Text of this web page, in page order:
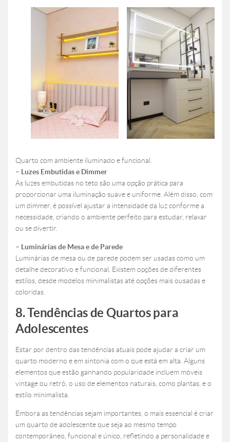
Quarto com ambiente iluminado e funcional.
– Luzes Embutidas e Dimmer
As luzes embutidas no teto são uma opção prática para
proporcionar uma iluminação suave e uniforme. Além disso, com
um dimmer, é possível ajustar a intensidade da luz conforme a
necessidade, criando o ambiente perfeito para estudar, relaxar
ou se divertir.
– Luminárias de Mesa e de Parede
Luminárias de mesa ou de parede podem ser usadas como um
detalhe decorativo e funcional. Existem opções de diferentes
estilos, desde modelos minimalistas até opções mais ousadas e
coloridas.
8. Tendências de Quartos para
Adolescentes
Estar por dentro das tendências atuais pode ajudar a criar um
quarto moderno e em sintonia com o que está em alta. Alguns
elementos que estão ganhando popularidade incluem móveis
vintage ou retrô, o uso de elementos naturais, como plantas, e o
estilo minimalista.
Embora as tendências sejam importantes, o mais essencial é criar
um quarto de adolescente que seja ao mesmo tempo
contemporâneo, funcional e único, refletindo a personalidade e